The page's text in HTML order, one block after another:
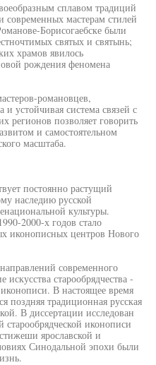
сплавом традиций
мастерам стилей
Борисогаебске были
святых и святынь;
храмов явилось
рождения феномена
романовцев,
устойчивая система связей с
регионов позволяет говорить
и самостоятельном
масштаба.
постоянно растущий
наследию русской
культуры.
2000-х годов стало
иконописных центров Нового
современного
искусства старообрядчества -
В настоящее время
поздняя традиционная русская
В диссертации исследован
иконописи
ярославской и
Синодальной эпохи были